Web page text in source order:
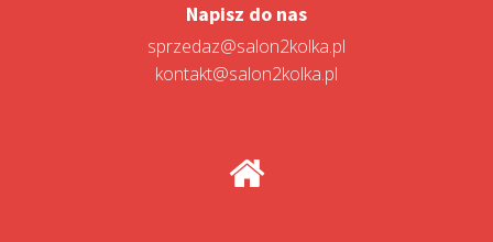
Napisz do nas
sprzedaz@salon2kolka.pl
kontakt@salon2kolka.pl